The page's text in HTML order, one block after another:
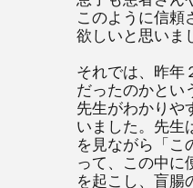
このように信頼
欲しいと思いま
それでは、昨年
だったのかとい
先生がわかりや
いました。先生
を見ながら「こ
って、この中に
を起こし、盲腸